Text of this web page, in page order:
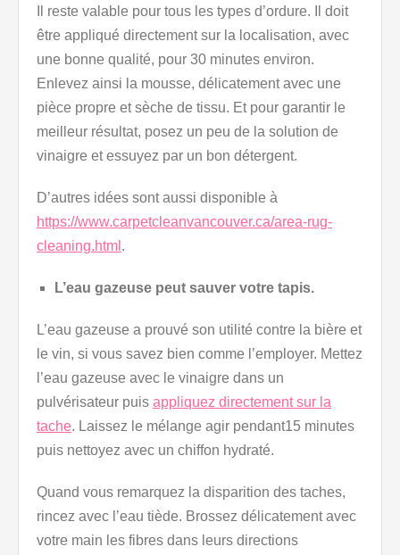
Il reste valable pour tous les types d’ordure. Il doit
être appliqué directement sur la localisation, avec
une bonne qualité, pour 30 minutes environ.
Enlevez ainsi la mousse, délicatement avec une
pièce propre et sèche de tissu. Et pour garantir le
meilleur résultat, posez un peu de la solution de
vinaigre et essuyez par un bon détergent.
D’autres idées sont aussi disponible à
https://www.carpetcleanvancouver.ca/area-rug-
cleaning.html .
L’eau gazeuse peut sauver votre tapis.
L’eau gazeuse a prouvé son utilité contre la bière et
le vin, si vous savez bien comme l’employer. Mettez
l’eau gazeuse avec le vinaigre dans un
pulvérisateur puis appliquez directement sur la
tache. Laissez le mélange agir pendant15 minutes
puis nettoyez avec un chiffon hydraté.
Quand vous remarquez la disparition des taches,
rincez avec l’eau tiède. Brossez délicatement avec
votre main les fibres dans leurs directions